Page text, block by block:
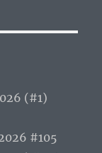
(#1)
#105